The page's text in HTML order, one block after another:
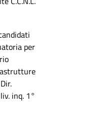
per
inq. 1°